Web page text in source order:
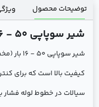
توضیحات محصول
شیر سوپاپی 50 - 16 بار (مخصوص بخار):
شیر
کیفیت بالا است که برای
سیالات در خطوط لوله فشار